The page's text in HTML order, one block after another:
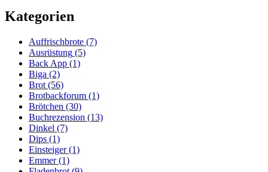
Kategorien
Auffrischbrote (7)
Ausrüstung (5)
Back App (1)
Biga (2)
Brot (56)
Brotbackforum (1)
Brötchen (30)
Buchrezension (13)
Dinkel (7)
Dips (1)
Einsteiger(1)
Emmer(1)